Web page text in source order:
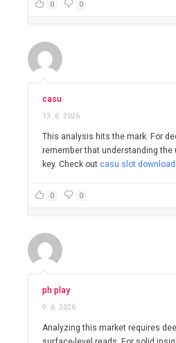
0 0
casu
13. 6. 2026
This analysis hits the mark. For
remember that understanding the
key. Check out casu slot download
0 0
ph play
9. 6. 2026
Analyzing this market requires